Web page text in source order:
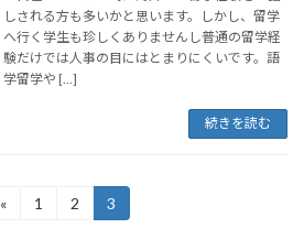
しされる方も多いかと思います。しかし、留学
へ行く学生も珍しくありませんし普通の留学経
験だけでは人事の目にはとまりにくいです。語
学留学や […]
続きを読む
«
固
1
固
2
固
定
3